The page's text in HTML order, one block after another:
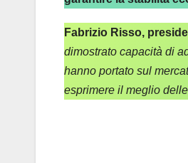
Fabrizio Risso,
dimostrato capacità di
hanno portato sul
esprimere il meglio